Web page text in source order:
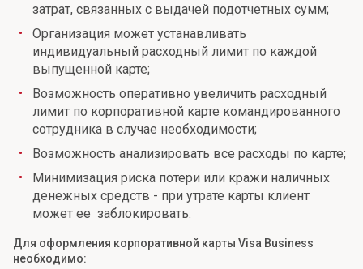
затрат, связанных с выдачей подотчетных сумм;
Организация может устанавливать
индивидуальный расходный лимит по каждой
выпущенной карте;
Возможность оперативно увеличить расходный
лимит по корпоративной карте командированного
сотрудника в случае необходимости;
Возможность анализировать все расходы по карте;
Минимизация риска потери или кражи наличных
денежных средств - при утрате карты клиент
может ее заблокировать.
Для оформления корпоративной карты Visa Business
необходимо: